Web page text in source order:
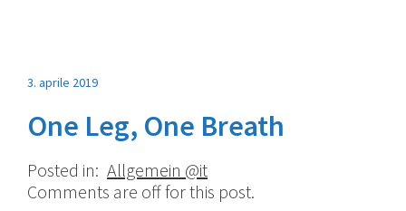
3. aprile 2019
One Leg, One Breath
Posted in: Allgemein @it
Comments are off for this post.